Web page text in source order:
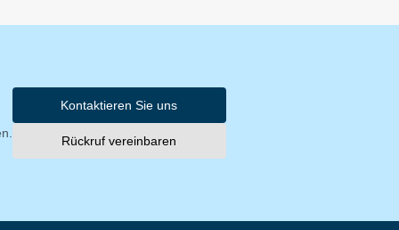
Kontaktieren Sie uns
Rückruf vereinbaren